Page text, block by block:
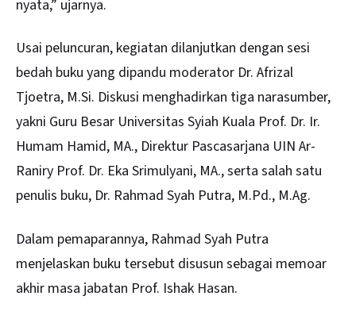
nyata,” ujarnya.
Usai peluncuran, kegiatan dilanjutkan dengan sesi
bedah buku yang dipandu moderator Dr. Afrizal
Tjoetra, M.Si. Diskusi menghadirkan tiga narasumber,
yakni Guru Besar Universitas Syiah Kuala Prof. Dr. Ir.
Humam Hamid, MA., Direktur Pascasarjana UIN Ar-
Raniry Prof. Dr. Eka Srimulyani, MA., serta salah satu
penulis buku, Dr. Rahmad Syah Putra, M.Pd., M.Ag.
Dalam pemaparannya, Rahmad Syah Putra
menjelaskan buku tersebut disusun sebagai memoar
akhir masa jabatan Prof. Ishak Hasan.